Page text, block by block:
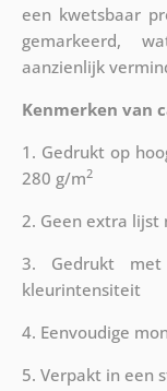
een kwetsbaar
gemarkeerd,
aanzienlijk
Kenmerken van
1. Gedrukt op
280 g/m2
2. Geen extra lijst
3. Gedrukt
kleurintensiteit
4. Eenvoudige
5. Verpakt in een